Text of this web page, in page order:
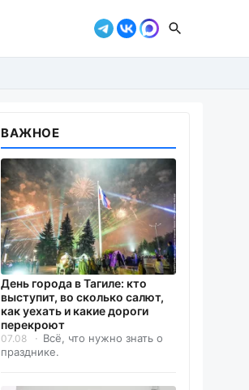
ВАЖНОЕ
День города в Тагиле: кто
выступит, во сколько салют,
как уехать и какие дороги
перекроют
07.08
Всё, что нужно знать о
празднике.